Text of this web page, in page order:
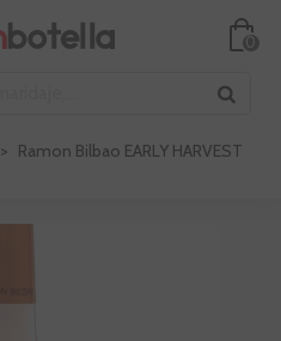
0
> Ramon Bilbao EARLY HARVEST